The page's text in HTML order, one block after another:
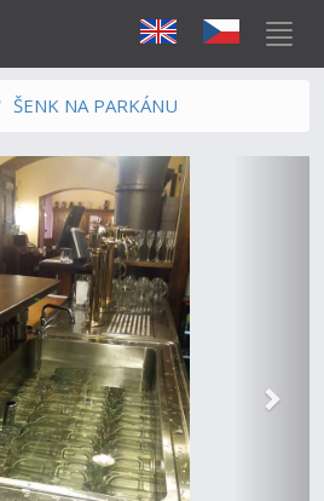
ŠENK NA PARKÁNU